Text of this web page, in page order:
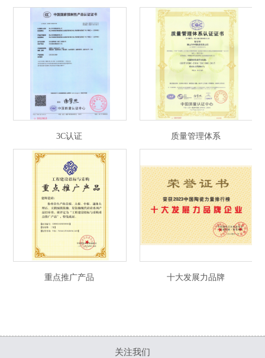
3C认证 质量管理体系
重点推广产品 十大发展力品牌
关注我们